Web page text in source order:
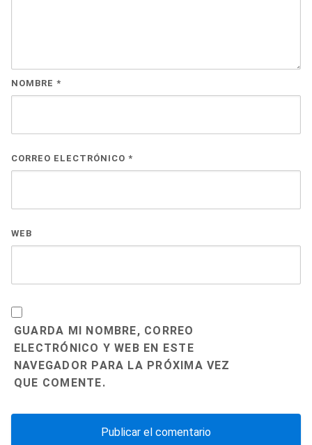
NOMBRE *
CORREO ELECTRÓNICO *
WEB
GUARDA MI NOMBRE, CORREO
ELECTRÓNICO Y WEB EN ESTE
NAVEGADOR PARA LA PRÓXIMA VEZ
QUE COMENTE.